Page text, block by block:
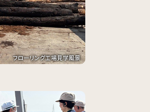
フローリング工場見学風景